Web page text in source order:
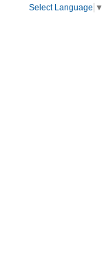
Select Language ▼